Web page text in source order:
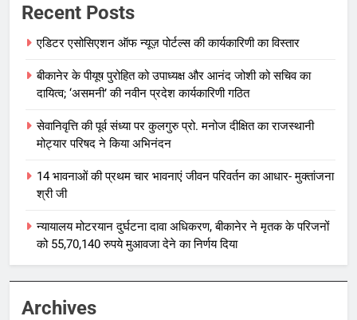
Recent Posts
एडिटर एसोसिएशन ऑफ न्यूज़ पोर्टल्स की कार्यकारिणी का विस्तार
बीकानेर के पीयूष पुरोहित को उपाध्यक्ष और आनंद जोशी को सचिव का
दायित्व; ‘असमनी’ की नवीन प्रदेश कार्यकारिणी गठित
सेवानिवृत्ति की पूर्व संध्या पर कुलगुरु प्रो. मनोज दीक्षित का राजस्थानी
मोट्यार परिषद ने किया अभिनंदन
14 भावनाओं की प्रथम चार भावनाएं जीवन परिवर्तन का आधार- मुक्तांजना
श्री जी
न्यायालय मोटरयान दुर्घटना दावा अधिकरण, बीकानेर ने मृतक के परिजनों
को 55,70,140 रुपये मुआवजा देने का निर्णय दिया
Archives